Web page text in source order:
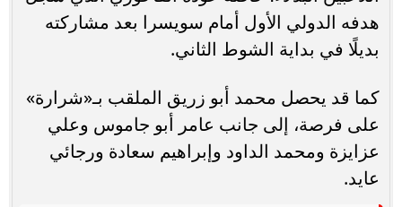
هدفه الدولي الأول أمام سويسرا بعد مشاركته
بديلًا في بداية الشوط الثاني.
كما قد يحصل محمد أبو زريق الملقب بـ«شرارة»
على فرصة، إلى جانب عامر أبو جاموس وعلي
عزايزة ومحمد الداود وإبراهيم سعادة ورجائي
عايد.